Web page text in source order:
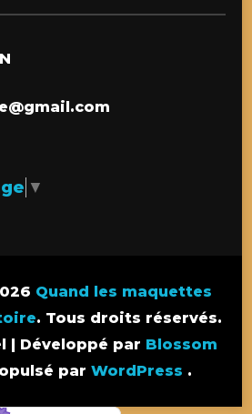
▼
Quand les maquettes
. Tous droits réservés.
| Développé par Blossom
par WordPress .